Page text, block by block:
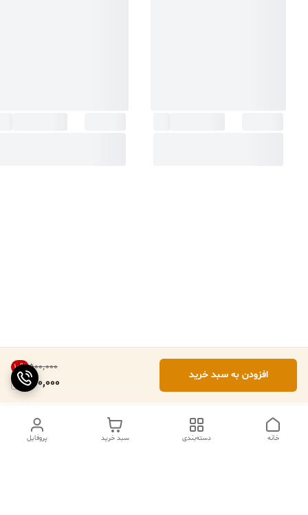
۵۰۰٬۰۰۰ 10%
450,000
افزودن به سبد خرید
پروفایل سبد خرید دسته‌بندی خانه